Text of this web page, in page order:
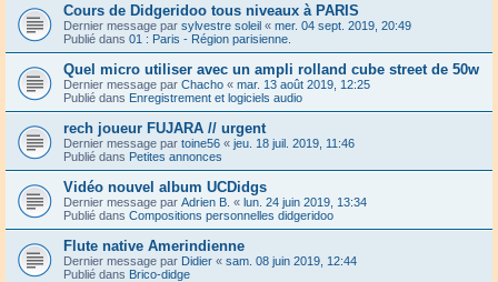
Cours de Didgeridoo tous niveaux à PARIS
Dernier message par sylvestre soleil « mer. 04 sept. 2019, 20:49
Publié dans 01 : Paris - Région parisienne.
Quel micro utiliser avec un ampli rolland cube street de 50w
Dernier message par Chacho « mar. 13 août 2019, 12:25
Publié dans Enregistrement et logiciels audio
rech joueur FUJARA // urgent
Dernier message par toine56 « jeu. 18 juil. 2019, 11:46
Publié dans Petites annonces
Vidéo nouvel album UCDidgs
Dernier message par Adrien B. « lun. 24 juin 2019, 13:34
Publié dans Compositions personnelles didgeridoo
Flute native Amerindienne
Dernier message par Didier « sam. 08 juin 2019, 12:44
Publié dans Brico-didge